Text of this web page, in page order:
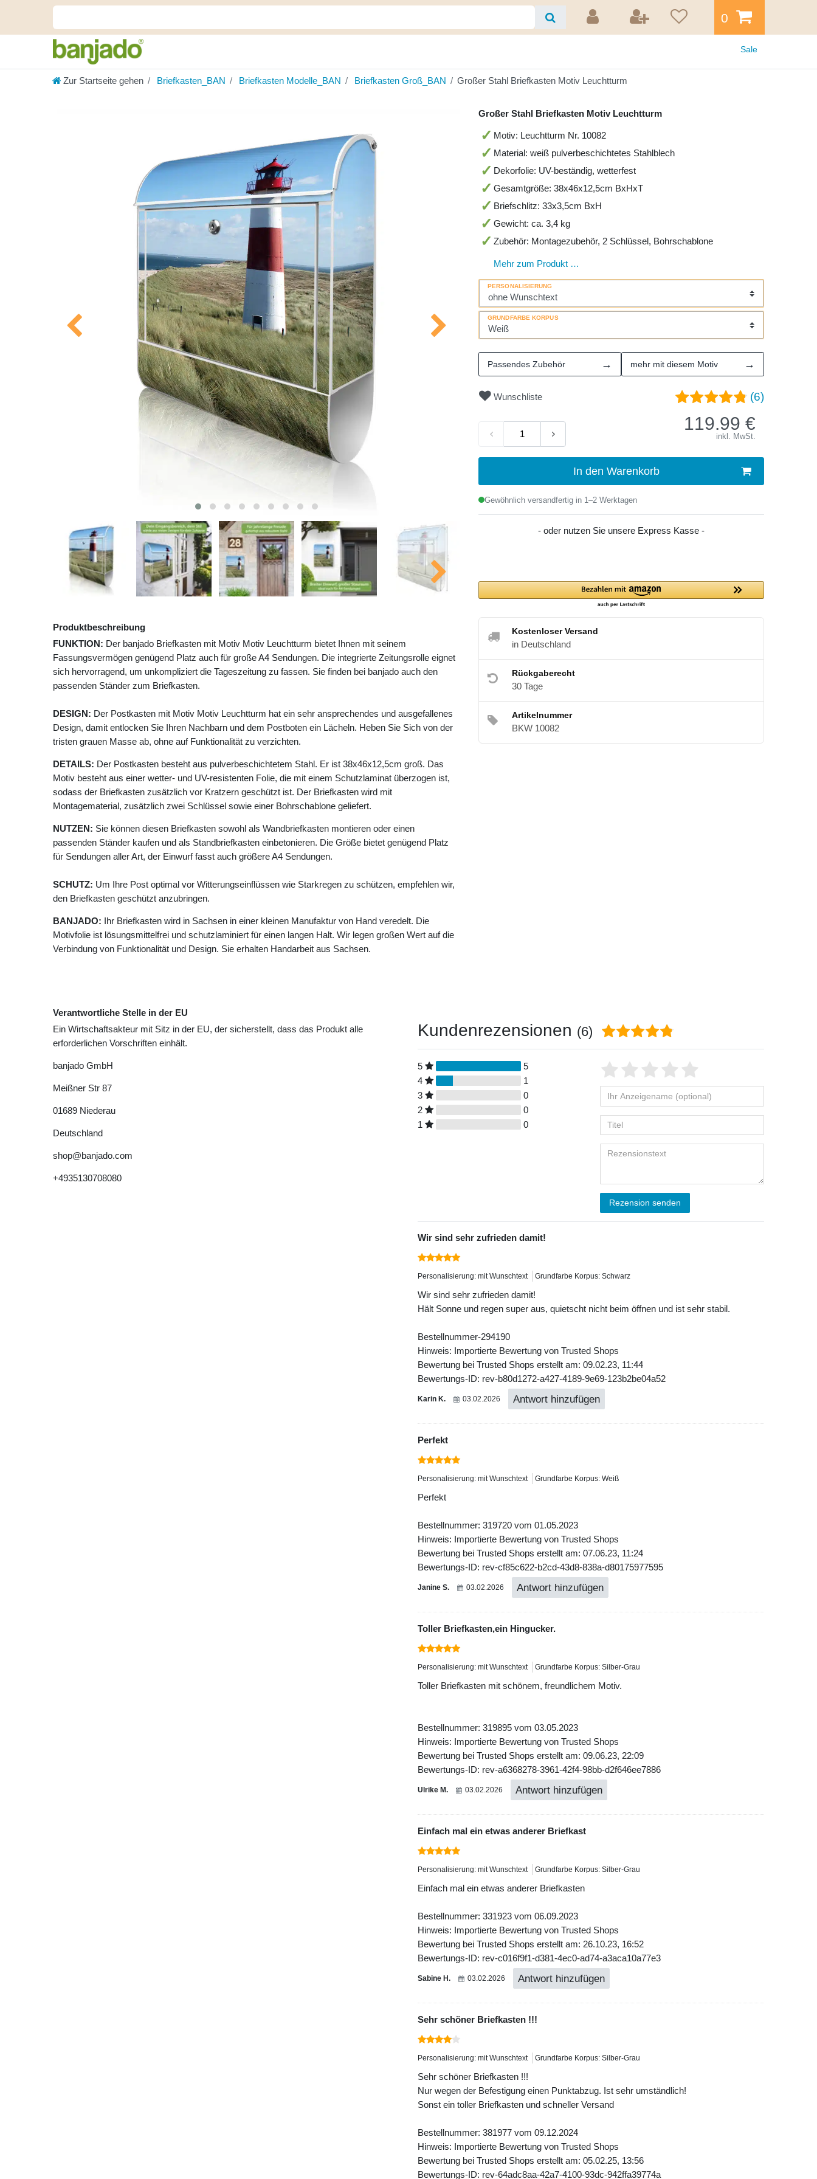
0
Sale
Zur Startseite gehen Briefkasten_BAN Briefkasten Modelle_BAN Briefkasten Groß_BAN Großer Stahl Briefkasten Motiv Leuchtturm
Produktbeschreibung
FUNKTION: Der banjado Briefkasten mit Motiv Motiv Leuchtturm bietet Ihnen mit seinem
Fassungsvermögen genügend Platz auch für große A4 Sendungen. Die integrierte Zeitungsrolle eignet
sich hervorragend, um unkompliziert die Tageszeitung zu fassen. Sie finden bei banjado auch den
passenden Ständer zum Briefkasten.
DESIGN: Der Postkasten mit Motiv Motiv Leuchtturm hat ein sehr ansprechendes und ausgefallenes
Design, damit entlocken Sie Ihren Nachbarn und dem Postboten ein Lächeln. Heben Sie Sich von der
tristen grauen Masse ab, ohne auf Funktionalität zu verzichten.
DETAILS: Der Postkasten besteht aus pulverbeschichtetem Stahl. Er ist 38x46x12,5cm groß. Das
Motiv besteht aus einer wetter- und UV-resistenten Folie, die mit einem Schutzlaminat überzogen ist,
sodass der Briefkasten zusätzlich vor Kratzern geschützt ist. Der Briefkasten wird mit
Montagematerial, zusätzlich zwei Schlüssel sowie einer Bohrschablone geliefert.
NUTZEN: Sie können diesen Briefkasten sowohl als Wandbriefkasten montieren oder einen
passenden Ständer kaufen und als Standbriefkasten einbetonieren. Die Größe bietet genügend Platz
für Sendungen aller Art, der Einwurf fasst auch größere A4 Sendungen.
SCHUTZ: Um Ihre Post optimal vor Witterungseinflüssen wie Starkregen zu schützen, empfehlen wir,
den Briefkasten geschützt anzubringen.
BANJADO: Ihr Briefkasten wird in Sachsen in einer kleinen Manufaktur von Hand veredelt. Die
Motivfolie ist lösungsmittelfrei und schutzlaminiert für einen langen Halt. Wir legen großen Wert auf die
Verbindung von Funktionalität und Design. Sie erhalten Handarbeit aus Sachsen.
Großer Stahl Briefkasten Motiv Leuchtturm
Motiv: Leuchtturm Nr. 10082
Material: weiß pulverbeschichtetes Stahlblech
Dekorfolie: UV-beständig, wetterfest
Gesamtgröße: 38x46x12,5cm BxHxT
Briefschlitz: 33x3,5cm BxH
Gewicht: ca. 3,4 kg
Zubehör: Montagezubehör, 2 Schlüssel, Bohrschablone
Mehr zum Produkt …
PERSONALISIERUNG
GRUNDFARBE KORPUS
Passendes Zubehör → mehr mit diesem Motiv →
Wunschliste (6)
119.99 €
inkl. MwSt.
In den Warenkorb
Gewöhnlich versandfertig in 1–2 Werktagen
- oder nutzen Sie unsere Express Kasse -
Kostenloser Versand
in Deutschland
Rückgaberecht
30 Tage
Artikelnummer
BKW 10082
Verantwortliche Stelle in der EU
Ein Wirtschaftsakteur mit Sitz in der EU, der sicherstellt, dass das Produkt alle
erforderlichen Vorschriften einhält.
banjado GmbH
Meißner Str 87
01689 Niederau
Deutschland
shop@banjado.com
+4935130708080
Kundenrezensionen (6)
5
5
4
1
3
0
2
0
1
0
Rezension senden
Wir sind sehr zufrieden damit!
Personalisierung: mit Wunschtext Grundfarbe Korpus: Schwarz
Wir sind sehr zufrieden damit!
Hält Sonne und regen super aus, quietscht nicht beim öffnen und ist sehr stabil.
Bestellnummer-294190
Hinweis: Importierte Bewertung von Trusted Shops
Bewertung bei Trusted Shops erstellt am: 09.02.23, 11:44
Bewertungs-ID: rev-b80d1272-a427-4189-9e69-123b2be04a52
Karin K. 03.02.2026 Antwort hinzufügen
Perfekt
Personalisierung: mit Wunschtext Grundfarbe Korpus: Weiß
Perfekt
Bestellnummer: 319720 vom 01.05.2023
Hinweis: Importierte Bewertung von Trusted Shops
Bewertung bei Trusted Shops erstellt am: 07.06.23, 11:24
Bewertungs-ID: rev-cf85c622-b2cd-43d8-838a-d80175977595
Janine S. 03.02.2026 Antwort hinzufügen
Toller Briefkasten,ein Hingucker.
Personalisierung: mit Wunschtext Grundfarbe Korpus: Silber-Grau
Toller Briefkasten mit schönem, freundlichem Motiv.
Bestellnummer: 319895 vom 03.05.2023
Hinweis: Importierte Bewertung von Trusted Shops
Bewertung bei Trusted Shops erstellt am: 09.06.23, 22:09
Bewertungs-ID: rev-a6368278-3961-42f4-98bb-d2f646ee7886
Ulrike M. 03.02.2026 Antwort hinzufügen
Einfach mal ein etwas anderer Briefkast
Personalisierung: mit Wunschtext Grundfarbe Korpus: Silber-Grau
Einfach mal ein etwas anderer Briefkasten
Bestellnummer: 331923 vom 06.09.2023
Hinweis: Importierte Bewertung von Trusted Shops
Bewertung bei Trusted Shops erstellt am: 26.10.23, 16:52
Bewertungs-ID: rev-c016f9f1-d381-4ec0-ad74-a3aca10a77e3
Sabine H. 03.02.2026 Antwort hinzufügen
Sehr schöner Briefkasten !!!
Personalisierung: mit Wunschtext Grundfarbe Korpus: Silber-Grau
Sehr schöner Briefkasten !!!
Nur wegen der Befestigung einen Punktabzug. Ist sehr umständlich!
Sonst ein toller Briefkasten und schneller Versand
Bestellnummer: 381977 vom 09.12.2024
Hinweis: Importierte Bewertung von Trusted Shops
Bewertung bei Trusted Shops erstellt am: 05.02.25, 13:56
Bewertungs-ID: rev-64adc8aa-42a7-4100-93dc-942ffa39774a